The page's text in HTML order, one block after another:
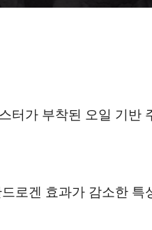
터가 부착된 오일 기반
로겐 효과가 감소한 특